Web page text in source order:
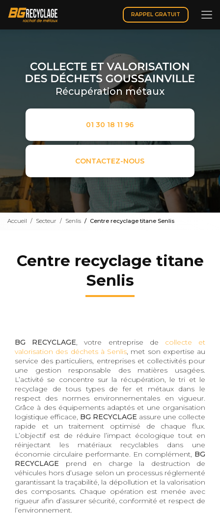
contenu
principal
RAPPEL GRATUIT
Récupération métaux
01 30 18 11 96
CONTACTEZ-NOUS
Accueil Secteur Senlis Centre recyclage titane Senlis
Centre recyclage titane
Senlis
BG RECYCLAGE, votre entreprise de collecte et
valorisation des déchets à Senlis, met son expertise au
service des particuliers, entreprises et collectivités pour
une gestion responsable des matières usagées.
L’activité se concentre sur la récupération, le tri et le
recyclage de tous types de fer et métaux dans le
respect des normes environnementales en vigueur.
Grâce à des équipements adaptés et une organisation
logistique efficace, BG RECYCLAGE assure une collecte
rapide et un traitement optimisé de chaque flux.
L’objectif est de réduire l’impact écologique tout en
réinjectant les matériaux recyclables dans une
économie circulaire performante. En complément, BG
RECYCLAGE prend en charge la destruction de
véhicules hors d’usage selon un processus réglementé
garantissant la traçabilité, la dépollution et la valorisation
des composants. Chaque opération est menée avec
rigueur afin d’assurer sécurité, conformité et respect de
l’environnement.